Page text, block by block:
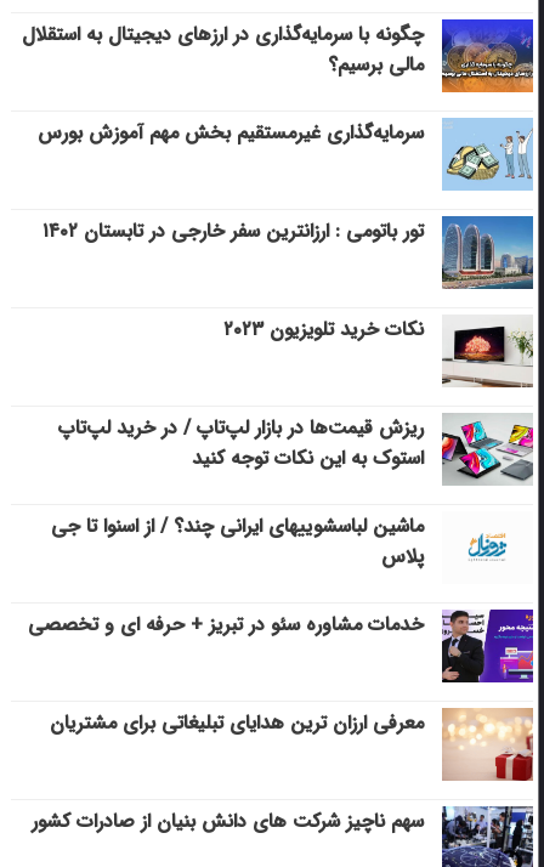
چگونه با سرمایه‌گذاری در ارزهای دیجیتال به استقلال
مالی برسیم؟
سرمایه‌گذاری غیرمستقیم بخش مهم آموزش بورس
تور باتومی : ارزانترین سفر خارجی در تابستان ۱۴۰۲
نکات خرید تلویزیون ۲۰۲۳
ریزش قیمت‌ها در بازار لپ‌تاپ / در خرید لپ‌تاپ
استوک به این نکات توجه کنید
ماشین لباسشویی‎های ایرانی چند؟ / از اسنوا تا جی
پلاس
خدمات مشاوره سئو در تبریز + حرفه ای و تخصصی
معرفی ارزان ترین هدایای تبلیغاتی برای مشتریان
سهم ناچیز شرکت های دانش بنیان از صادرات کشور